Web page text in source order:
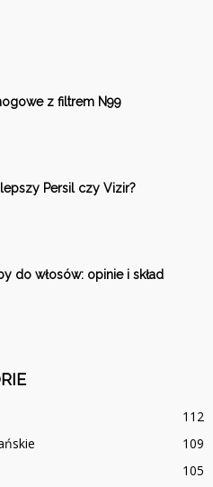
z filtrem N99
Persil czy Vizir?
do włosów: opinie i skład
112
109
105